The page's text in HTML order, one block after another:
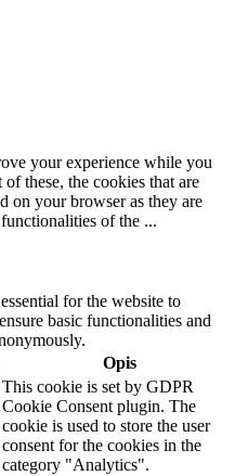
your experience while you
these, the cookies that are
on your browser as they are
of the ...
for the website to
basic functionalities and
Opis
This cookie is set by GDPR
Cookie Consent plugin. The
cookie is used to store the user
consent for the cookies in the
category "Analytics".